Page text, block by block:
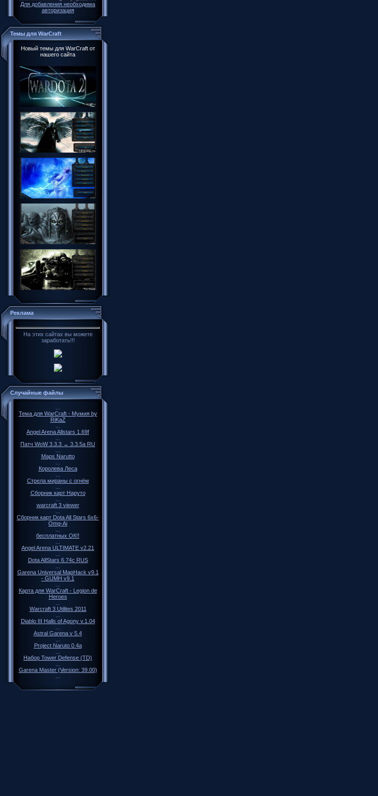
Для добавления необходима
авторизация
Темы для WarCraft
Новый темы для WarCraft от
нашего сайта
Реклама
На этих сайтах вы можете
заработать!!!
Случайные файлы
Тема для WarCraft - Мумия by
RiKaZ
Angel Arena Allstars 1.69f
Патч WoW 3.3.3 → 3.3.5a RU
Maps Narutto
Королева Леса
Стрела мираны с огнём
Сборник карт Наруто
warcraft 3 viewer
Сборник карт Dota All Stars 6x6-
Omg-Ai
бесплатных ОК!!
Angel Arena ULTIMATE v2.21
Dota AllStars 6.74с RUS
Garena Universal MapHack v9.1
- GUMH v9.1
Карта для WarCraft - Legion de
Heroes
Warcraft 3 Utilites 2011
Diablo III Halls of Agony v.1.04
Astral Garena v 5.4
Project Naruto 0.4a
Набор Tower Defense (TD)
Garena Master (Version: 39.00)